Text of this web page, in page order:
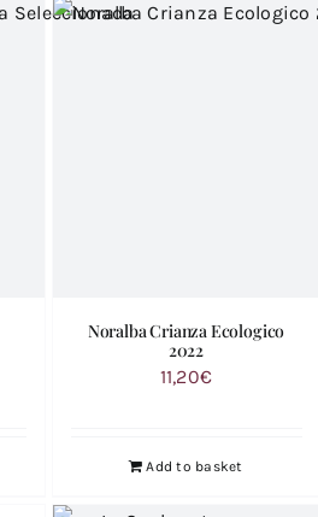
Noralba Crianza Ecologico
2022
11,20€
Add to basket